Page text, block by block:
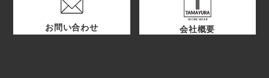
お問い合わせ 会社概要